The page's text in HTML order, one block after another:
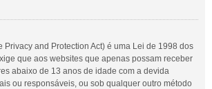
Privacy and Protection Act) é uma Lei de 1998 dos
que aos websites que apenas possam receber
abaixo de 13 anos de idade com a devida
ou responsáveis, ou sob qualquer outro método